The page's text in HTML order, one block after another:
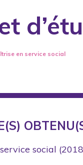
en service social
social